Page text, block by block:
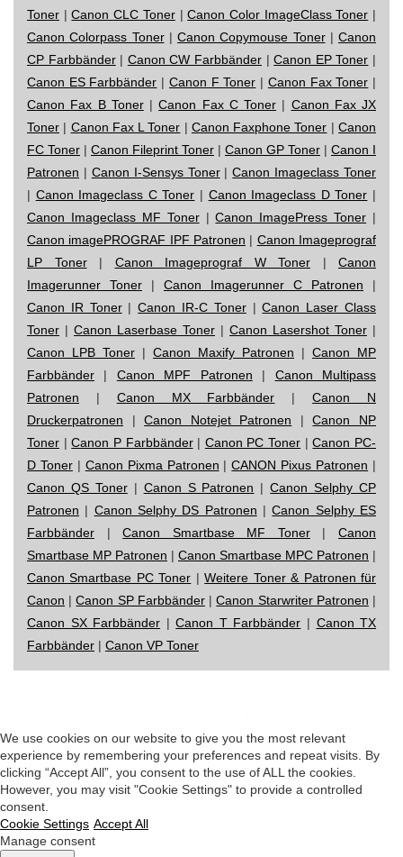
Toner |Canon CLC Toner|Canon Color ImageClass Toner |
Canon Colorpass Toner| Canon Copymouse Toner| Canon
CP Farbbänder| Canon CW Farbbänder |Canon EP Toner |
Canon ES Farbbänder | Canon F Toner | Canon Fax Toner |
Canon Fax B Toner|Canon Fax C Toner | Canon Fax JX
Toner | Canon Fax L Toner | Canon Faxphone Toner |Canon
FC Toner | Canon Fileprint Toner | Canon GP Toner | Canon I
Patronen | Canon I-Sensys Toner|Canon Imageclass Toner
| Canon Imageclass C Toner | Canon Imageclass D Toner |
Canon Imageclass MF Toner|Canon ImagePress Toner |
Canon imagePROGRAF IPF Patronen | Canon Imageprograf
LP Toner| Canon Imageprograf W Toner | Canon
Imagerunner Toner | Canon Imagerunner C Patronen |
Canon IR Toner|Canon IR-C Toner|Canon Laser Class
Toner | Canon Laserbase Toner | Canon Lasershot Toner |
Canon LPB Toner | Canon Maxify Patronen | Canon MP
Farbbänder | Canon MPF Patronen | Canon Multipass
Patronen | Canon MX Farbbänder |Canon N
Druckerpatronen |Canon Notejet Patronen |Canon NP
Toner |Canon P Farbbänder| Canon PC Toner |Canon PC-
D Toner| Canon Pixma Patronen |CANON Pixus Patronen |
Canon QS Toner| Canon S Patronen |Canon Selphy CP
Patronen | Canon Selphy DS Patronen |Canon Selphy ES
Farbbänder |Canon Smartbase MF Toner|Canon
Smartbase MP Patronen | Canon Smartbase MPC Patronen |
Canon Smartbase PC Toner |Weitere Toner & Patronen für
Canon |Canon SP Farbbänder|Canon Starwriter Patronen |
Canon SX Farbbänder |Canon T Farbbänder | Canon TX
Farbbänder | Canon VP Toner
We use cookies on our website to give you the most relevant
experience by remembering your preferences and repeat visits. By
clicking “Accept All”, you consent to the use of ALL the cookies.
However, you may visit "Cookie Settings" to provide a controlled
consent.
Cookie Settings Accept All
Manage consent